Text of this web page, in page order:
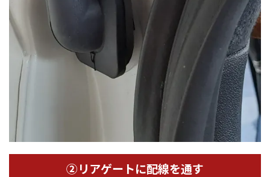
②リアゲートに配線を通す